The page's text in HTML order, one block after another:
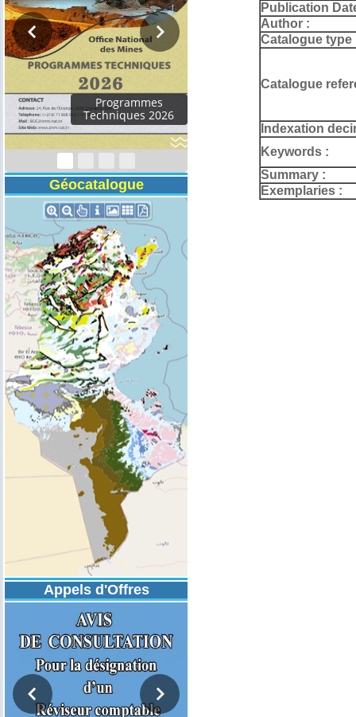
Rapport d'activités
2024
Géocatalogue
Appels d'Offres
Publication
Author :
Catalogue type
Catalogue
Indexation
Keywords :
Summary :
Exemplaries :